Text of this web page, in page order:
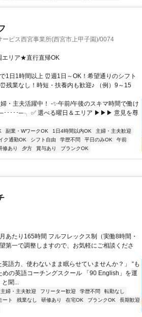
ビス西宮事業所(西宮市上甲子園)/0074
エリア★直行直帰OK
1日1時間以上 ⏰週1日～OK！希望通りのシフト
残業なし！時短・扶養内も歓迎♪ （例）9～15
・主夫活躍中！ -✨午前/午後のスキマ時間で働け
･･･─╮ ✅ 選べる曜日＆エリア ▶▶▶ 意見を尊
副業・WワークOK 1日4時間以内OK
主婦・主夫歓迎
ク通勤OK シフト自由 学歴不問 平日のみOK
午前
修あり 夕方 賞与あり ブランクOK
あたり165時間 フルフレックス制（実働8時間・
第一で調整しますので、お気軽にご相談くださ
語力、使わないまま眠らせていませんか？」 “も
めの英語コーチングスクール 「90 English」を運
と聞...
主婦・主夫歓迎 フリーター歓迎 学歴不問
転勤なし
ート 残業なし 研修あり 在宅OK ブランクOK
長期歓迎